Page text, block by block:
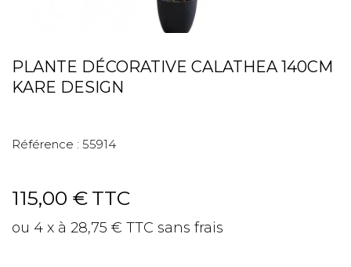
PLANTE DÉCORATIVE CALATHEA 140CM
KARE DESIGN
Référence : 55914
115,00 € TTC
ou 4 x à 28,75 € TTC sans frais